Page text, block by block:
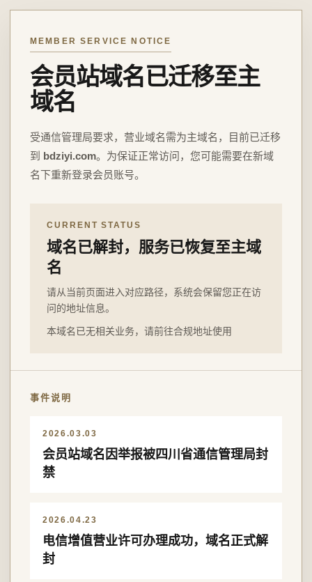
MEMBER SERVICE NOTICE
会员站域名已迁移至主
域名
受通信管理局要求，营业域名需为主域名，目前已迁移
到 bdziyi.com。为保证正常访问，您可能需要在新域
名下重新登录会员账号。
CURRENT STATUS
域名已解封，服务已恢复至主域
名
请从当前页面进入对应路径，系统会保留您正在访
问的地址信息。
本域名已无相关业务，请前往合规地址使用
事件说明
2026.03.03
会员站域名因举报被四川省通信管理局封
禁
2026.04.23
电信增值营业许可办理成功，域名正式解
封